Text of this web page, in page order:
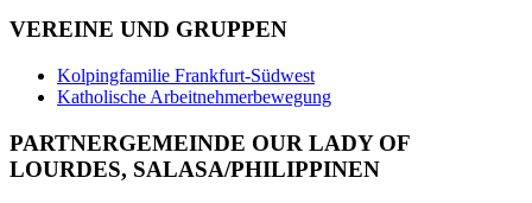
VEREINE UND GRUPPEN
Kolpingfamilie Frankfurt-Südwest
Katholische Arbeitnehmerbewegung
PARTNERGEMEINDE OUR LADY OF
LOURDES, SALASA/PHILIPPINEN